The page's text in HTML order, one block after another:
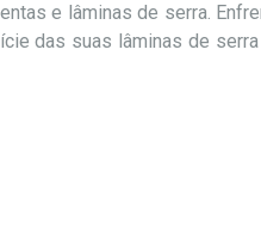
e lâminas de serra.
das suas lâminas de